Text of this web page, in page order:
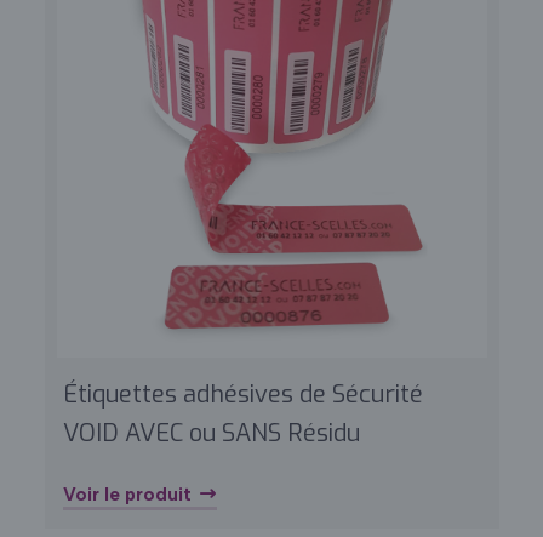
Étiquettes adhésives de Sécurité
VOID AVEC ou SANS Résidu
Voir le produit